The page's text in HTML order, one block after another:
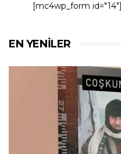
[mc4wp_form id="14"]
EN YENILER